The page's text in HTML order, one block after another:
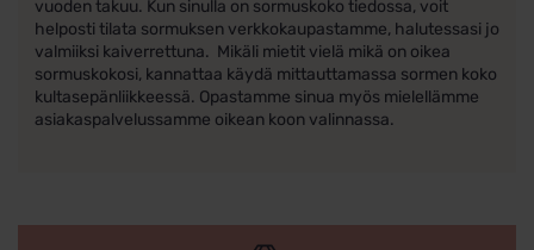
vuoden takuu. Kun sinulla on sormuskoko tiedossa, voit
helposti tilata sormuksen verkkokaupastamme, halutessasi jo
valmiiksi kaiverrettuna. Mikäli mietit vielä mikä on oikea
sormuskokosi, kannattaa käydä mittauttamassa sormen koko
kultasepänliikkeessä. Opastamme sinua myös mielellämme
asiakaspalvelussamme oikean koon valinnassa.